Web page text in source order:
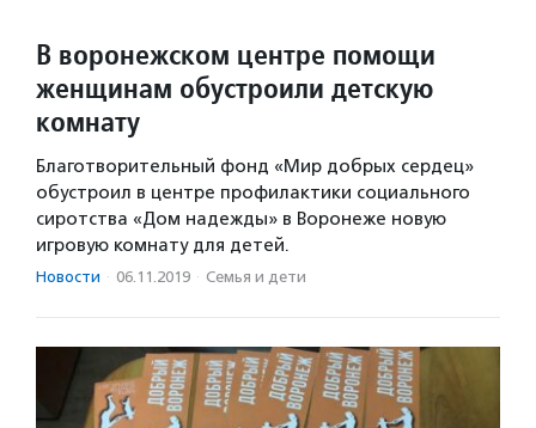
В воронежском центре помощи
женщинам обустроили детскую
комнату
Благотворительный фонд «Мир добрых сердец»
обустроил в центре профилактики социального
сиротства «Дом надежды» в Воронеже новую
игровую комнату для детей.
Новости · 06.11.2019 · Семья и дети